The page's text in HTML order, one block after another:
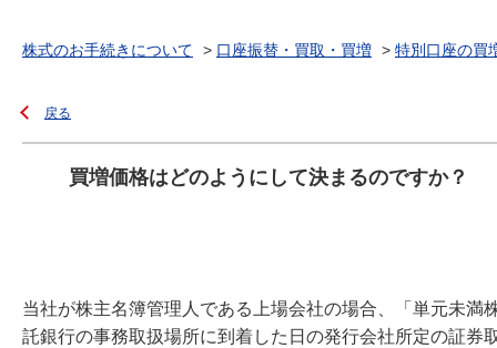
株式のお手続きについて > 口座振替・買取・買増 > 特別口座の買
戻る
買増価格はどのようにして決まるのですか？
当社が株主名簿管理人である上場会社の場合、「単元未
託銀行の事務取扱場所に到着した日の発行会社所定の証券